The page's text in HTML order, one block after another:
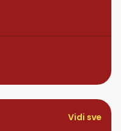
Vidi sve